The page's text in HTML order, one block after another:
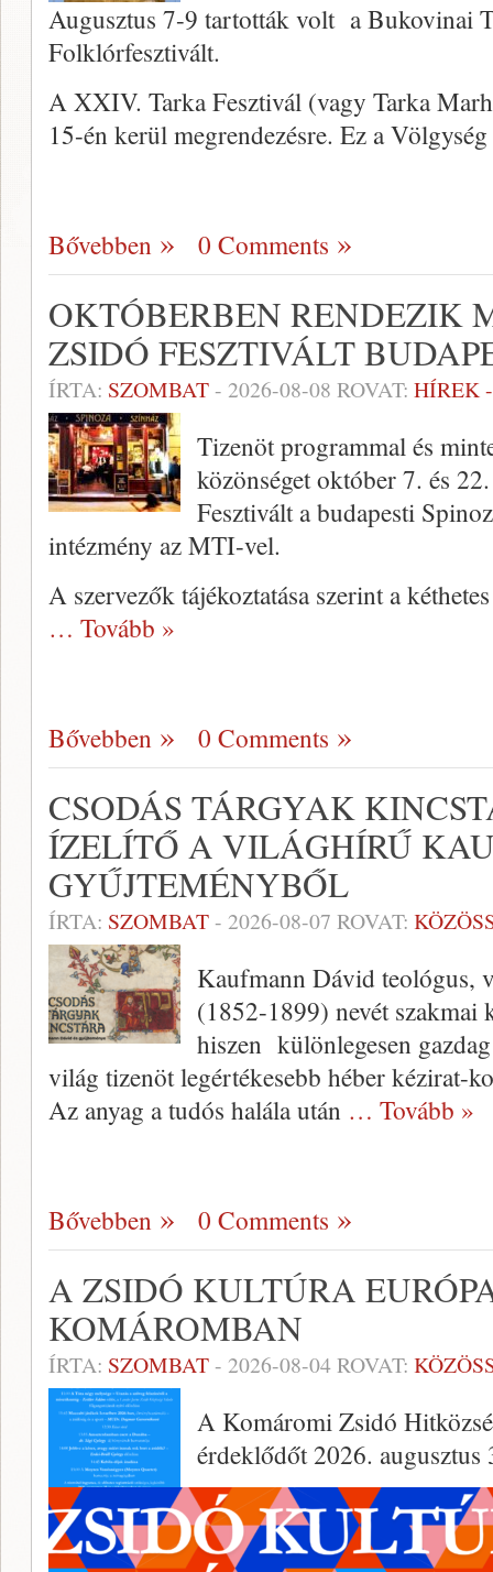
Augusztus 7-9 tartották volt a Bukovinai
Folklórfesztivált.
A XXIV. Tarka Fesztivál (vagy Tarka
15-én kerül megrendezésre. Ez a Völgység
Bővebben 0 Comments
OKTÓBERBEN RENDEZIK
ZSIDÓ FESZTIVÁLT
ÍRTA: SZOMBAT- 2026-08-08 ROVAT: HÍREK
Tizenöt programmal és
közönséget október 7. és
Fesztivált a budapesti
intézmény az MTI-vel.
A szervezők tájékoztatása szerint a
… Tovább »
Bővebben 0 Comments
CSODÁS TÁRGYAK
ÍZELÍTŐ A VILÁGHÍRŰ
GYŰJTEMÉNYBŐL
ÍRTA: SZOMBAT- 2026-08-07 ROVAT:
Kaufmann Dávid teológus,
(1852-1899) nevét
hiszen különlegesen
világ tizenöt legértékesebb héber kézirat-
Az anyag a tudós halála után … Tovább »
Bővebben 0 Comments
A ZSIDÓ KULTÚRA
KOMÁROMBAN
ÍRTA: SZOMBAT- 2026-08-04ROVAT:
A Komáromi Zsidó
érdeklődőt 2026. augusztus